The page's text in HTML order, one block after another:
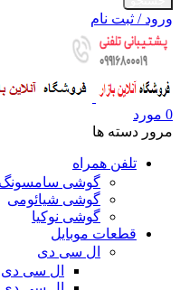
ورود / ثبت نام
0 مورد
مرور دسته ها
تلفن همراه
گوشی سامسونگ
گوشی شیائومی
گوشی نوکیا
قطعات موبایل
ال سی دی
ال سی